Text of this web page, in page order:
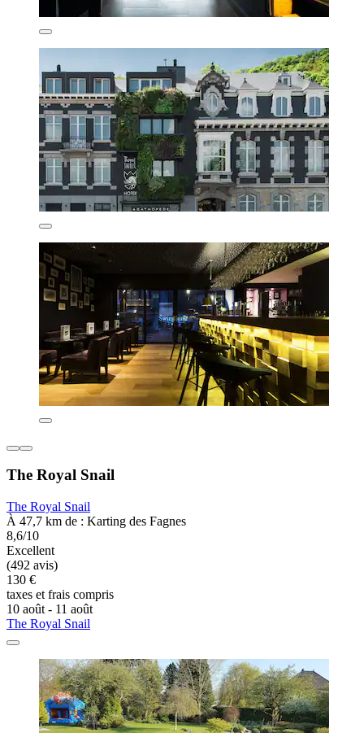
The Royal Snail
The Royal Snail
À 47,7 km de : Karting des Fagnes
8,6/10
Excellent
(492 avis)
130 €
taxes et frais compris
10 août - 11 août
The Royal Snail